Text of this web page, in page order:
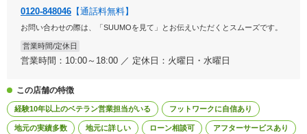
0120-848046 【通話料無料】
お問い合わせの際は、「SUUMOを見て」とお伝えいただくとスムーズです。
営業時間/定休日
営業時間：10:00～18:00 ／ 定休日：火曜日・水曜日
この店舗の特徴
経験10年以上のベテラン営業担当がいる フットワークに自信あり
地元の実績多数 地元に詳しい ローン相談可 アフターサービスあり